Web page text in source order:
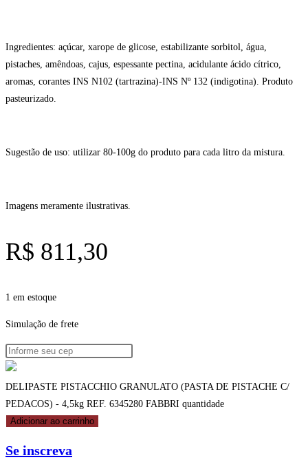
Ingredientes: açúcar, xarope de glicose, estabilizante sorbitol, água,
pistaches, amêndoas, cajus, espessante pectina, acidulante ácido cítrico,
aromas, corantes INS N102 (tartrazina)-INS Nº 132 (indigotina). Produto
pasteurizado.
Sugestão de uso: utilizar 80-100g do produto para cada litro da mistura.
Imagens meramente ilustrativas.
R$ 811,30
1 em estoque
Simulação de frete
DELIPASTE PISTACCHIO GRANULATO (PASTA DE PISTACHE C/
PEDACOS) - 4,5kg REF. 6345280 FABBRI quantidade
Adicionar ao carrinho
Se inscreva